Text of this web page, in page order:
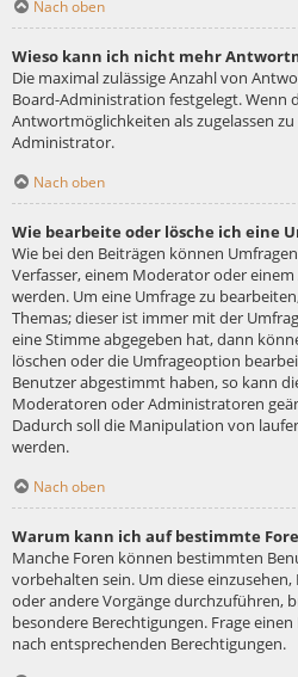
Nach oben
Wieso kann ich nicht mehr
Die maximal zulässige Anzahl von
Board-Administration festgelegt. Wenn
Antwortmöglichkeiten als zugelassen
Administrator.
Nach oben
Wie bearbeite oder lösche ich eine
Wie bei den Beiträgen können
Verfasser, einem Moderator oder
werden. Um eine Umfrage zu
Themas; dieser ist immer mit der
eine Stimme abgegeben hat, dann
löschen oder die Umfrageoption
Benutzer abgestimmt haben, so kann
Moderatoren oder Administratoren
Dadurch soll die Manipulation von
werden.
Nach oben
Warum kann ich auf bestimmte
Manche Foren können bestimmten
vorbehalten sein. Um diese einzusehen,
oder andere Vorgänge durchzuführen,
besondere Berechtigungen. Frage
nach entsprechenden Berechtigungen.